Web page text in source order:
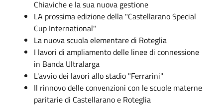
Chiaviche e la sua nuova gestione
LA prossima edizione della "Castellarano Special
Cup International"
La nuova scuola elementare di Roteglia
I lavori di ampliamento delle linee di connessione
in Banda Ultralarga
L'avvio dei lavori allo stadio "Ferrarini"
Il rinnovo delle convenzioni con le scuole materne
paritarie di Castellarano e Roteglia